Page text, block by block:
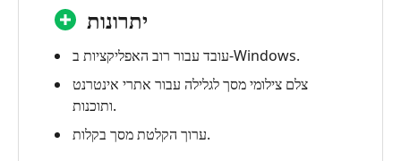
יתרונות
עובד עבור רוב האפליקציות ב-Windows.
צלם צילומי מסך לגלילה עבור אתרי אינטרנט
ותוכנות.
ערוך הקלטת מסך בקלות.